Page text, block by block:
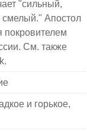
"сильный,
Апостол
покровителем
См. также
и горькое,